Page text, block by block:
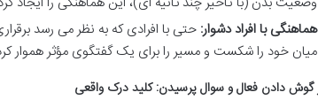
هماهنگی با افراد دشوار: حتی با افرادی که به نظر می رسد
میان خود را شکست و مسیر را برای یک گفتگوی مؤثر هموار